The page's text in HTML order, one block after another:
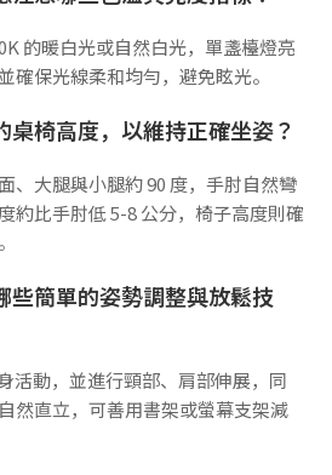
的暖白光或自然白光，單盞檯燈亮
確保光線柔和均勻，避免眩光。
桌椅高度，以維持正確坐姿？
、大腿與小腿約 90 度，手肘自然彎
約比手肘低 5-8 公分，椅子高度則確
些簡單的姿勢調整與放鬆技
活動，並進行頸部、肩部伸展，同
然直立，可善用書架或螢幕支架減